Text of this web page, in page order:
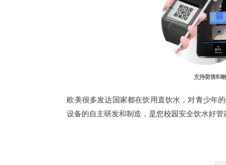
欧美很多发达国家都在饮用直饮水，对青少年
设备的自主研发和制造，是您校园安全饮水好管